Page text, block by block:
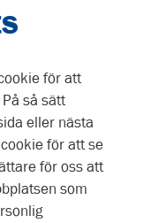
för att
så sätt
eller nästa
för att se
för oss att
som